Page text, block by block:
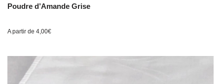
Poudre d’Amande Grise
A partir de 4,00€